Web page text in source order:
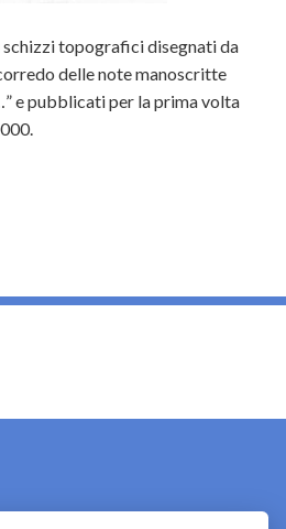
topografici disegnati da
delle note manoscritte
e pubblicati per la prima volta